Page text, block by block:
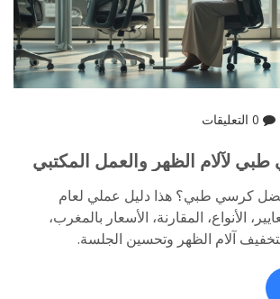
لآلام الظهر والعمل المكتبي
كرسي طبي؟ هذا دليل عملي لعام
الأنواع، المقارنة، الأسعار بالمغرب،
آلام الظهر وتحسين الجلسة.